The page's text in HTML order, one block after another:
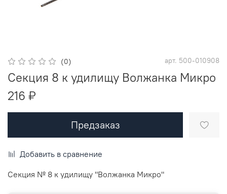
(0) арт. 500-010908
Секция 8 к удилищу Волжанка Микро
216 ₽
Предзаказ
Добавить в сравнение
Секция № 8 к удилищу "Волжанка Микро"